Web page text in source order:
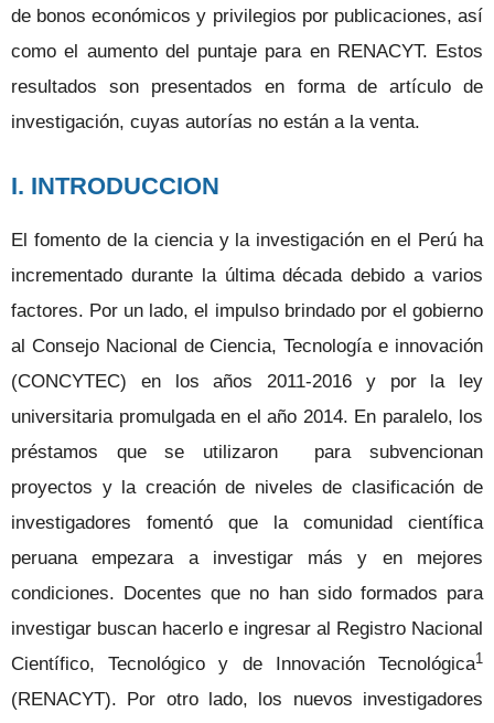
de bonos económicos y privilegios por publicaciones, así
como el aumento del puntaje para en RENACYT. Estos
resultados son presentados en forma de artículo de
investigación, cuyas autorías no están a la venta.
I. INTRODUCCION
El fomento de la ciencia y la investigación en el Perú ha
incrementado durante la última década debido a varios
factores. Por un lado, el impulso brindado por el gobierno
al Consejo Nacional de Ciencia, Tecnología e innovación
(CONCYTEC) en los años 2011-2016 y por la ley
universitaria promulgada en el año 2014. En paralelo, los
préstamos que se utilizaron para subvencionan
proyectos y la creación de niveles de clasificación de
investigadores fomentó que la comunidad científica
peruana empezara a investigar más y en mejores
condiciones. Docentes que no han sido formados para
investigar buscan hacerlo e ingresar al Registro Nacional
Científico, Tecnológico y de Innovación Tecnológica1
(RENACYT). Por otro lado, los nuevos investigadores